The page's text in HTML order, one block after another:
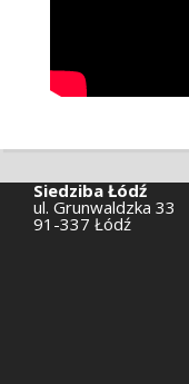
Siedziba Łódź
ul. Grunwaldzka 33
91-337 Łódź